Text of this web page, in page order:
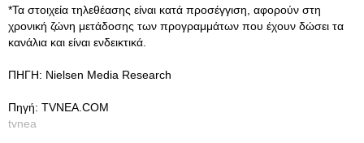
*Τα στοιχεία τηλεθέασης είναι κατά προσέγγιση, αφορούν στη
χρονική ζώνη μετάδοσης των προγραμμάτων που έχουν δώσει τα
κανάλια και είναι ενδεικτικά.
ΠΗΓΗ: Nielsen Media Research
Πηγή: TVNEA.COM
tvnea